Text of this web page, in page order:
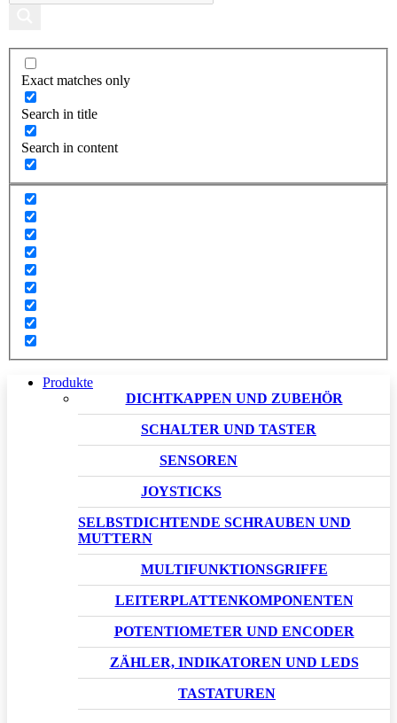
Exact matches only
Search in title
Search in content
Produkte
DICHTKAPPEN UND ZUBEHÖR
SCHALTER UND TASTER
SENSOREN
JOYSTICKS
SELBSTDICHTENDE SCHRAUBEN UND
MUTTERN
MULTIFUNKTIONSGRIFFE
LEITERPLATTENKOMPONENTEN
POTENTIOMETER UND ENCODER
ZÄHLER, INDIKATOREN UND LEDS
TASTATUREN